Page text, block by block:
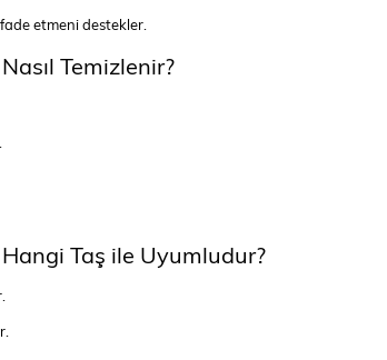
etmeni destekler.
Temizlenir?
Taş ile Uyumludur?